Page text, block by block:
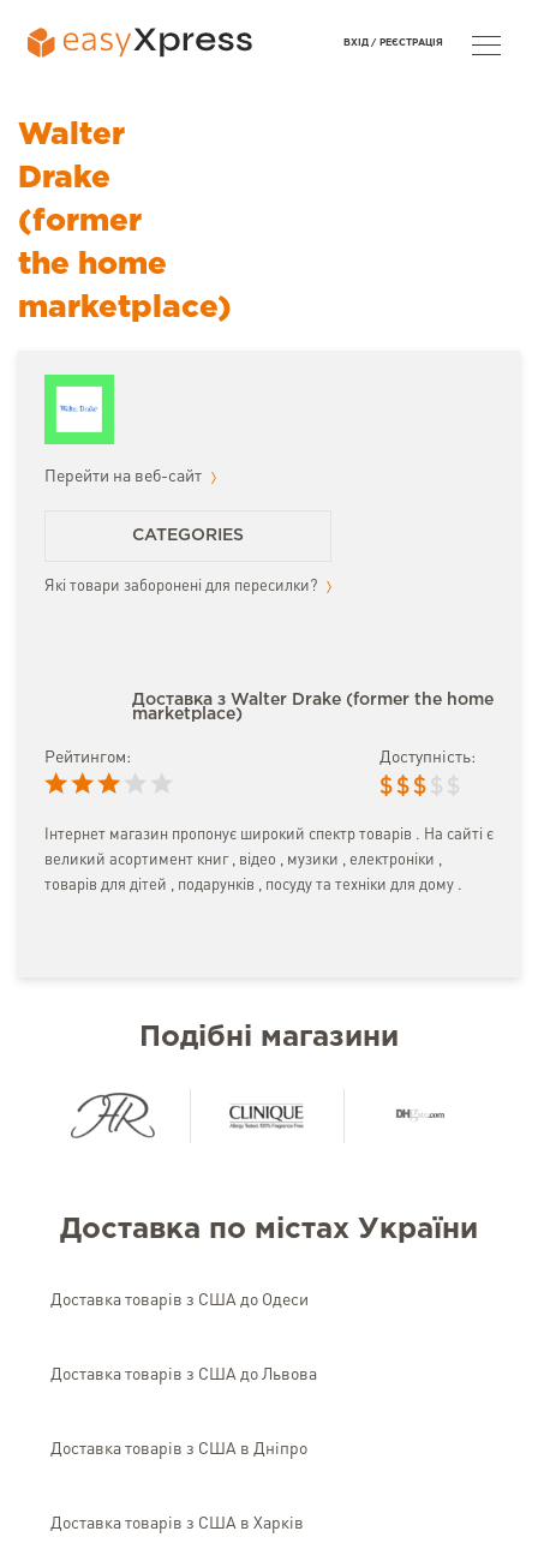
Walter
Drake
(former
the home
marketplace)
Перейти на веб-сайт
CATEGORIES
Які товари заборонені для пересилки?
Доставка з Walter Drake (former the home
marketplace)
Рейтингом: Доступність:
$ $ $ $ $
Інтернет магазин пропонує широкий спектр товарів . На сайті є
великий асортимент книг , відео , музики , електроніки ,
товарів для дітей , подарунків , посуду та техніки для дому .
Подібні магазини
Доставка по містах України
Доставка товарів з США до Одеси
Доставка товарів з США до Львова
Доставка товарів з США в Дніпро
Доставка товарів з США в Харків
ВХІД / РЕЄСТРАЦІЯ